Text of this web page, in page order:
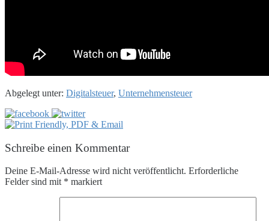
Abgelegt unter: Digitalsteuer, Unternehmensteuer
Schreibe einen Kommentar
Deine E-Mail-Adresse wird nicht veröffentlicht. Erforderliche
Felder sind mit * markiert